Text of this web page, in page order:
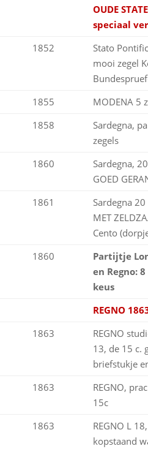
OUDE
speciaal
1852
Stato
mooi zegel
1855
MODENA 5
1858
Sardegna,
zegels
1860
Sardegna,
GOED
1861
Sardegna 20
MET
Cento
1860
Partijtje
en Regno:
keus
REGNO
1863
REGNO
13, de 15 c.
briefstukje
1863
REGNO,
15c
1863
REGNO L
kopstaand